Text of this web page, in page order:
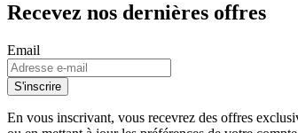
Recevez nos dernières offres
Email
S'inscrire
En vous inscrivant, vous recevrez des offres